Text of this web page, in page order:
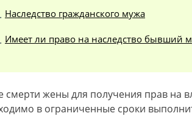
Наследство гражданского мужа
Имеет ли право на наследство бывший
смерти жены для получения прав на
в ограниченные сроки